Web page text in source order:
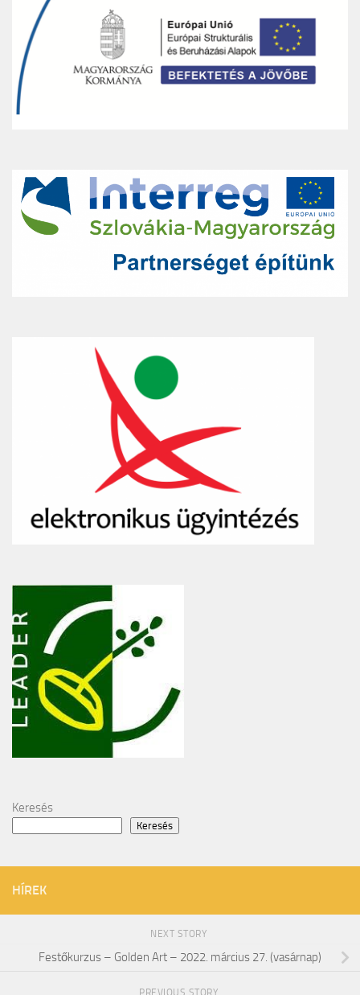
Keresés
Keresés
HÍREK
NEXT STORY
Festőkurzus – Golden Art – 2022. március 27. (vasárnap)
PREVIOUS STORY